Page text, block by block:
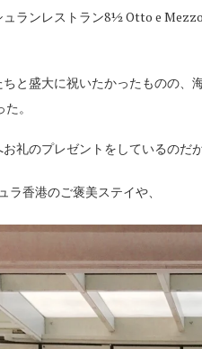
ランレストラン8½ Otto e
と盛大に祝いたかったものの
。
礼のプレゼントをしているのだ
ラ香港のご褒美ステイや、